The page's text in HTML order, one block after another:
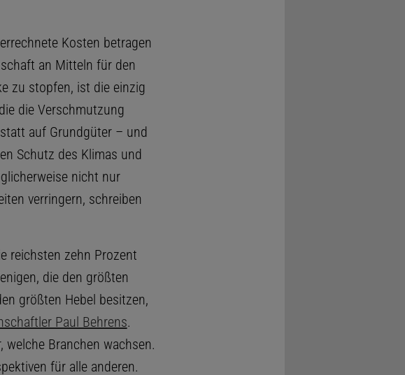
Kosten betragen
an Mitteln für den
zu stopfen, ist die einzig
die Verschmutzung
auf Grundgüter – und
Schutz des Klimas und
nicht nur
verringern, schreiben
reichsten zehn Prozent
die den größten
größten Hebel besitzen,
Paul Behrens.
welche Branchen wachsen.
für alle anderen.